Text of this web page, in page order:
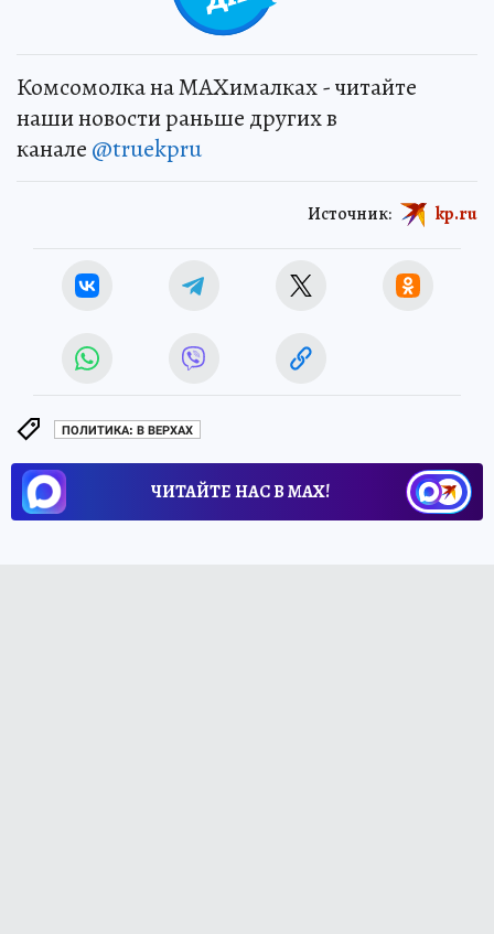
Комсомолка на MAXималках - читайте
наши новости раньше других в
канале @truekpru
Источник: kp.ru
ПОЛИТИКА: В ВЕРХАХ
ЧИТАЙТЕ НАС В МАХ!